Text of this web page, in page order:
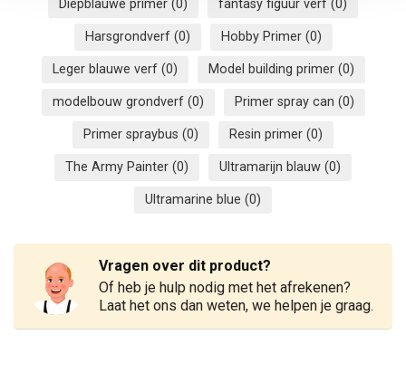
Diepblauwe primer (0) fantasy figuur verf (0)
Harsgrondverf (0) Hobby Primer (0)
Leger blauwe verf (0) Model building primer (0)
modelbouw grondverf (0) Primer spray can (0)
Primer spraybus (0) Resin primer (0)
The Army Painter (0) Ultramarijn blauw (0)
Ultramarine blue (0)
Vragen over dit product?
Of heb je hulp nodig met het afrekenen?
Laat het ons dan weten, we helpen je graag.